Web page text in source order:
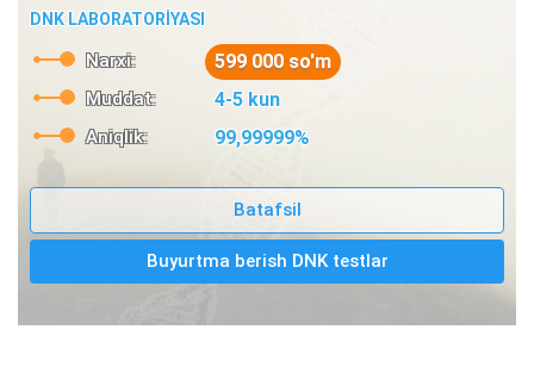
DNK LABORATORİYASI
Narxi: 599 000 so'm
Muddat: 4-5 kun
Aniqlik: 99,99999%
Batafsil
Buyurtma berish DNK testlar